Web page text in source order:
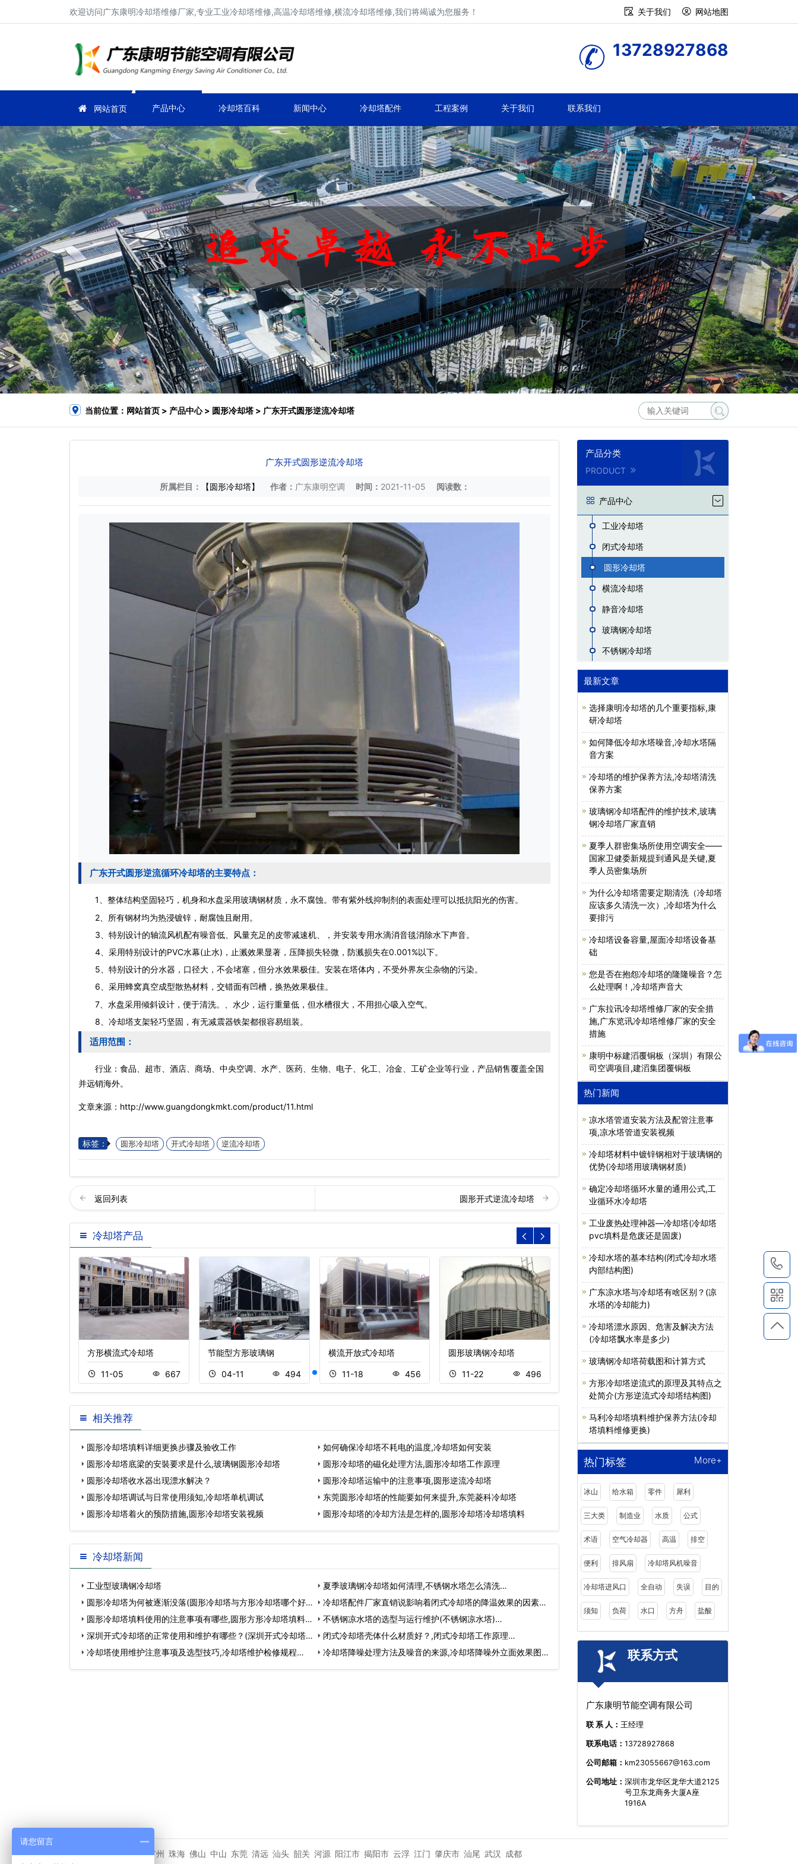
欢迎访问广东康明冷却塔维修厂家,专业工业冷却塔维修,高温冷却塔维修,横流冷却塔维修,我们将竭诚为您服务！ 关于我们 网站地图
13728927868
网站首页 产品中心 冷却塔百科 新闻中心 冷却塔配件 工程案例 关于我们 联系我们
当前位置： 网站首页 > 产品中心> 圆形冷却塔 > 广东开式圆形逆流冷却塔
广东开式圆形逆流冷却塔
所属栏目： 【圆形冷却塔】 作者： 广东康明空调 时间： 2021-11-05 阅读数：
广东开式圆形逆流循环冷却塔的主要特点：
1、整体结构坚固轻巧，机身和水盘采用玻璃钢材质，永不腐蚀。带有紫外线抑制剂的表面处理可以抵抗阳光的伤害。
2、所有钢材均为热浸镀锌，耐腐蚀且耐用。
3、特别设计的轴流风机配有噪音低、风量充足的皮带减速机、，并安装专用水滴消音毯消除水下声音。
4、采用特别设计的PVC水幕(止水)，止溅效果显著，压降损失轻微，防溅损失在0.001%以下。
5、特别设计的分水器，口径大，不会堵塞，但分水效果极佳。安装在塔体内，不受外界灰尘杂物的污染。
6、采用蜂窝真空成型散热材料，交错面有凹槽，换热效果极佳。
7、水盘采用倾斜设计，便于清洗。、水少，运行重量低，但水槽很大，不用担心吸入空气。
8、冷却塔支架轻巧坚固，有无减震器铁架都很容易组装。
适用范围：
行业：食品、超市、酒店、商场、中央空调、水产、医药、生物、电子、化工、冶金、工矿企业等行业，产品销售覆盖全国
并远销海外。
文章来源：http://www.guangdongkmkt.com/product/11.html
标签： 圆形冷却塔 开式冷却塔 逆流冷却塔
返回列表 圆形开式逆流冷却塔
冷却塔产品
方形横流式冷却塔
11-05 667
节能型方形玻璃钢
04-11 494
横流开放式冷却塔
11-18 456
圆形玻璃钢冷却塔
11-22 496
圆形开式逆流冷却
11-05 595
工业高温横流冷却
05-06
相关推荐
圆形冷却塔填料详细更换步骤及验收工作
如何确保冷却塔不耗电的温度,冷却塔如何安装
圆形冷却塔底梁的安裝要求是什么,玻璃钢圆形冷却塔
圆形冷却塔的磁化处理方法,圆形冷却塔工作原理
圆形冷却塔收水器出现漂水解决？
圆形冷却塔运输中的注意事项,圆形逆流冷却塔
圆形冷却塔调试与日常使用须知,冷却塔单机调试
东莞圆形冷却塔的性能要如何来提升,东莞菱科冷却塔
圆形冷却塔着火的预防措施,圆形冷却塔安装视频
圆形冷却塔的冷却方法是怎样的,圆形冷却塔冷却塔填料
冷却塔新闻
工业型玻璃钢冷却塔
夏季玻璃钢冷却塔如何清理,不锈钢水塔怎么清洗…
圆形冷却塔为何被逐渐没落(圆形冷却塔与方形冷却塔哪个好)
…
冷却塔配件厂家直销说影响着闭式冷却塔的降温效果的因素
试…
圆形冷却塔填料使用的注意事项有哪些,圆形方形冷却塔填料…
不锈钢凉水塔的选型与运行维护(不锈钢凉水塔)…
深圳开式冷却塔的正常使用和维护有哪些？(深圳开式冷却塔安
装…
闭式冷却塔壳体什么材质好？,闭式冷却塔工作原理…
冷却塔使用维护注意事项及选型技巧,冷却塔维护检修规程…
冷却塔降噪处理方法及噪音的来源,冷却塔降噪外立面效果图…
产品分类
PRODUCT
产品中心
工业冷却塔
闭式冷却塔
圆形冷却塔
横流冷却塔
静音冷却塔
玻璃钢冷却塔
不锈钢冷却塔
最新文章
选择康明冷却塔的几个重要指标,康
研冷却塔
如何降低冷却水塔噪音,冷却水塔隔
音方案
冷却塔的维护保养方法,冷却塔清洗
保养方案
玻璃钢冷却塔配件的维护技术,玻璃
钢冷却塔厂家直销
夏季人群密集场所使用空调安全——
国家卫健委新规提到通风是关键,夏
季人员密集场所
为什么冷却塔需要定期清洗（冷却塔
应该多久清洗一次）,冷却塔为什么
要排污
冷却塔设备容量,屋面冷却塔设备基
础
您是否在抱怨冷却塔的隆隆噪音？怎
么处理啊！,冷却塔声音大
广东拉讯冷却塔维修厂家的安全措
施,广东览讯冷却塔维修厂家的安全
措施
康明中标建滔覆铜板（深圳）有限公
司空调项目,建滔集团覆铜板
热门新闻
凉水塔管道安装方法及配管注意事
项,凉水塔管道安装视频
冷却塔材料中镀锌钢相对于玻璃钢的
优势(冷却塔用玻璃钢材质)
确定冷却塔循环水量的通用公式,工
业循环水冷却塔
工业废热处理神器—冷却塔(冷却塔
pvc填料是危废还是固废)
冷却水塔的基本结构(闭式冷却水塔
内部结构图)
广东凉水塔与冷却塔有啥区别？(凉
水塔的冷却能力)
冷却塔漂水原因、危害及解决方法
(冷却塔飘水率是多少)
玻璃钢冷却塔荷载图和计算方式
方形冷却塔逆流式的原理及其特点之
处简介(方形逆流式冷却塔结构图)
马利冷却塔填料维护保养方法(冷却
塔填料维修更换)
热门标签 More+
冰山 给水箱 零件 犀利
三大类 制造业 水质 公式
术语 空气冷却器 高温 排空
便利 排风扇 冷却塔风机噪音
冷却塔进风口 全自动 失误 目的
须知 负荷 水口 方舟 盐酸
联系方式
广东康明节能空调有限公司
联 系 人： 王经理
联系电话： 13728927868
公司邮箱： km23055667@163.com
公司地址： 深圳市龙华区龙华大道2125
号卫东龙商务大厦A座
1916A
城市分站 深圳 广州 珠海 佛山 中山 东莞 清远 汕头 韶关 河源 阳江市 揭阳市 云浮 江门 肇庆市 汕尾 武汉 成都
请您留言